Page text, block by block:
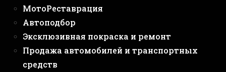
МотоРеставрация
Автоподбор
Эксклюзивная покраска и ремонт
Продажа автомобилей и транспортных
средств